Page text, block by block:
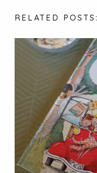
RELATED POSTS: